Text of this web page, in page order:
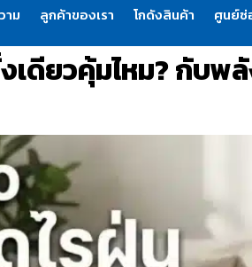
าม ลูกค้าของเรา โกดังสินค้า ศูนย์ซ่
เดียวคุ้มไหม? กับพ